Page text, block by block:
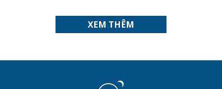
XEM THÊM